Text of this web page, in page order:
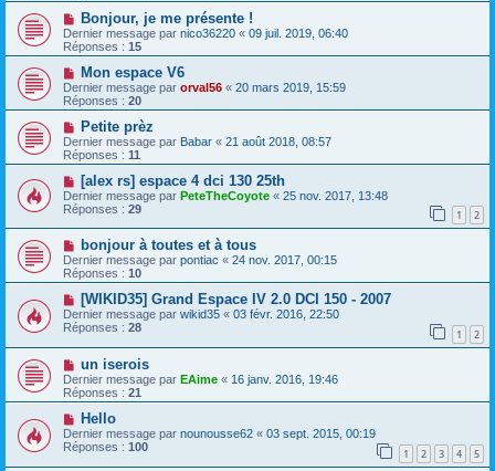
Bonjour, je me présente !
Dernier message par nico36220 « 09 juil. 2019, 06:40
Réponses : 15
Mon espace V6
Dernier message par orval56 « 20 mars 2019, 15:59
Réponses : 20
Petite prèz
Dernier message par Babar « 21 août 2018, 08:57
Réponses : 11
[alex rs] espace 4 dci 130 25th
Dernier message par PeteTheCoyote « 25 nov. 2017, 13:48
Réponses : 29 1 2
bonjour à toutes et à tous
Dernier message par pontiac « 24 nov. 2017, 00:15
Réponses : 10
[WIKID35] Grand Espace IV 2.0 DCI 150 - 2007
Dernier message par wikid35 « 03 févr. 2016, 22:50
Réponses : 28 1 2
un iserois
Dernier message par EAime « 16 janv. 2016, 19:46
Réponses : 21
Hello
Dernier message par nounousse62 « 03 sept. 2015, 00:19
Réponses : 100 1 2 3 4 5